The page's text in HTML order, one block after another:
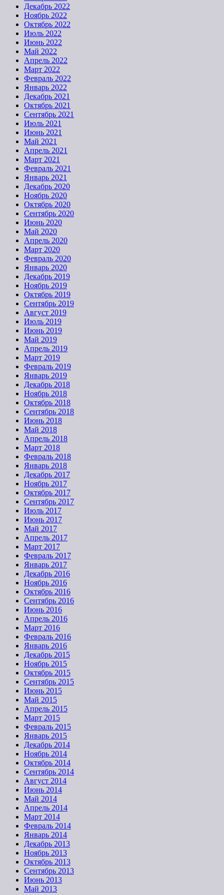
Декабрь 2022
Ноябрь 2022
Октябрь 2022
Июль 2022
Июнь 2022
Май 2022
Апрель 2022
Март 2022
Февраль 2022
Январь 2022
Декабрь 2021
Октябрь 2021
Сентябрь 2021
Июль 2021
Июнь 2021
Май 2021
Апрель 2021
Март 2021
Февраль 2021
Январь 2021
Декабрь 2020
Ноябрь 2020
Октябрь 2020
Сентябрь 2020
Июнь 2020
Май 2020
Апрель 2020
Март 2020
Февраль 2020
Январь 2020
Декабрь 2019
Ноябрь 2019
Октябрь 2019
Сентябрь 2019
Август 2019
Июль 2019
Июнь 2019
Май 2019
Апрель 2019
Март 2019
Февраль 2019
Январь 2019
Декабрь 2018
Ноябрь 2018
Октябрь 2018
Сентябрь 2018
Июнь 2018
Май 2018
Апрель 2018
Март 2018
Февраль 2018
Январь 2018
Декабрь 2017
Ноябрь 2017
Октябрь 2017
Сентябрь 2017
Июль 2017
Июнь 2017
Май 2017
Апрель 2017
Март 2017
Февраль 2017
Январь 2017
Декабрь 2016
Ноябрь 2016
Октябрь 2016
Сентябрь 2016
Июнь 2016
Апрель 2016
Март 2016
Февраль 2016
Январь 2016
Декабрь 2015
Ноябрь 2015
Октябрь 2015
Сентябрь 2015
Июнь 2015
Май 2015
Апрель 2015
Март 2015
Февраль 2015
Январь 2015
Декабрь 2014
Ноябрь 2014
Октябрь 2014
Сентябрь 2014
Август 2014
Июнь 2014
Май 2014
Апрель 2014
Март 2014
Февраль 2014
Январь 2014
Декабрь 2013
Ноябрь 2013
Октябрь 2013
Сентябрь 2013
Июнь 2013
Май 2013